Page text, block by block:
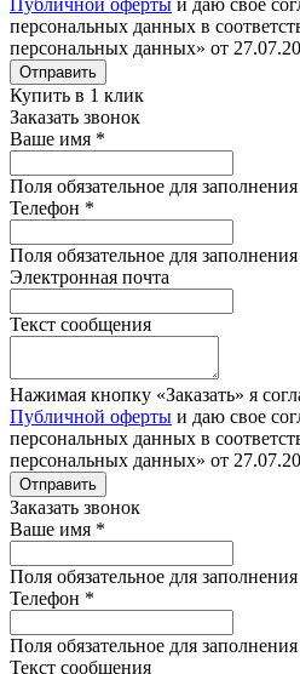
персональных данных в
персональных данных» от
Отправить
Купить в 1 клик
Заказать звонок
Ваше имя *
Поля обязательное для заполнения
Телефон *
Поля обязательное для заполнения
Электронная почта
Текст сообщения
Нажимая кнопку «Заказать» я
Публичной оферты и даю свое
персональных данных в
персональных данных» от
Отправить
Заказать звонок
Ваше имя *
Поля обязательное для заполнения
Телефон *
Поля обязательное для заполнения
Текст сообщения